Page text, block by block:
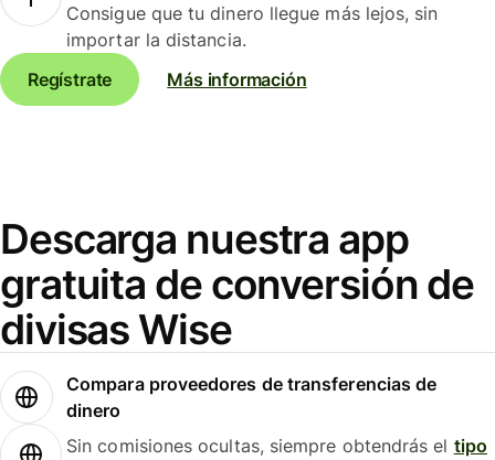
Consigue que tu dinero llegue más lejos, sin
importar la distancia.
Regístrate
Más información
Descarga nuestra app
gratuita de conversión de
divisas Wise
Compara proveedores de transferencias de
dinero
Sin comisiones ocultas, siempre obtendrás el tipo